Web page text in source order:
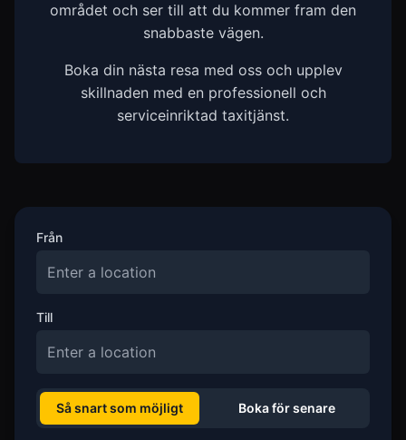
området och ser till att du kommer fram den
snabbaste vägen.
Boka din nästa resa med oss och upplev
skillnaden med en professionell och
serviceinriktad taxitjänst.
Från
Till
Så snart som möjligt Boka för senare